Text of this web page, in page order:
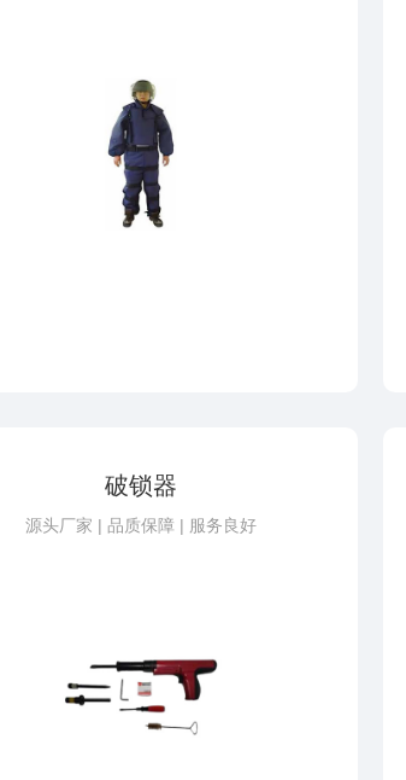
破锁器
源头厂家 | 品质保障 | 服务良好